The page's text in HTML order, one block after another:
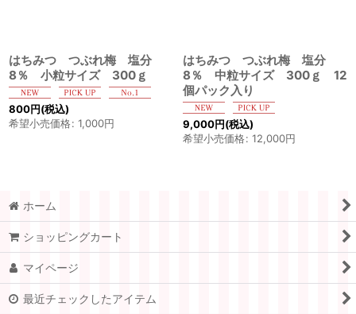
はちみつ つぶれ梅 塩分
8％ 小粒サイズ 300ｇ
800円(税込)
希望小売価格: 1,000円
はちみつ つぶれ梅 塩分
8％ 中粒サイズ 300ｇ 12
個パック入り
9,000円(税込)
希望小売価格: 12,000円
ホーム
ショッピングカート
マイページ
最近チェックしたアイテム